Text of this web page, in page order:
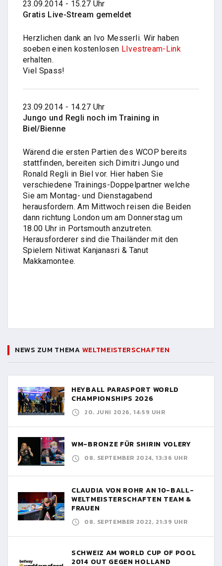
23.09.2014 - 15.27 Uhr
Gratis Live-Stream gemeldet
Herzlichen dank an Ivo Messerli. Wir haben
soeben einen kostenlosen LIvestream-Link
erhalten.
Viel Spass!
23.09.2014 - 14.27 Uhr
Jungo und Regli noch im Training in
Biel/Bienne
Wärend die ersten Partien des WCOP bereits
stattfinden, bereiten sich Dimitri Jungo und
Ronald Regli in Biel vor. Hier haben Sie
verschiedene Trainings-Doppelpartner welche
Sie am Montag- und Dienstagabend
herausfordern. Am Mittwoch reisen die Beiden
dann richtung London um am Donnerstag um
18.00 Uhr in Portsmouth anzutreten.
Herausforderer sind die Thailänder mit den
Spielern Nitiwat Kanjanasri & Tanut
Makkamontee.
NEWS ZUM THEMA WELTMEISTERSCHAFTEN
HEYBALL PARASPORT WORLD
CHAMPIONSHIPS 2026
20. JUNI 2026, 14:59 UHR
WM-BRONZE FÜR SHIRIN VOLERY
08. SEPTEMBER 2024, 13:36 UHR
CLAUDIA VON ROHR AN 10-BALL-
WELTMEISTERSCHAFTEN TEAM &
FRAUEN
08. SEPTEMBER 2022, 21:39 UHR
SCHWEIZ AM WORLD CUP OF POOL
2014 OUT GEGEN HOLLAND